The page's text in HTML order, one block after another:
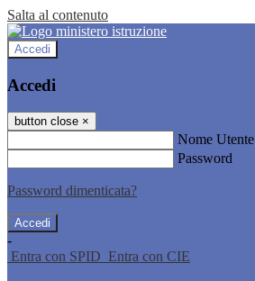
Salta al contenuto
Accedi
Accedi
button close ×
Nome Utente
Password
Password dimenticata?
-
Entra con SPID Entra con CIE